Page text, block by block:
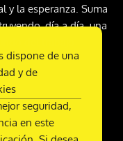
y la esperanza. Suma
día a día, una
del trabajo
2340-9231 |
dispone de una
y de
seguridad,
en este